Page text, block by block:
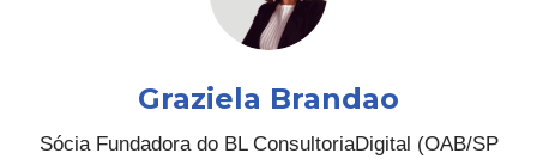
Graziela Brandao
Sócia Fundadora do BL ConsultoriaDigital (OAB/SP